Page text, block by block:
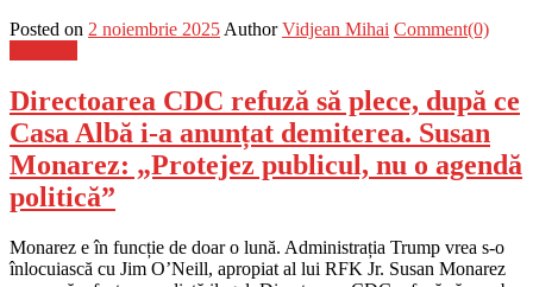
Posted on 2 noiembrie 2025 Author Vidjean Mihai Comment(0)
Directoarea CDC refuză să plece, după ce
Casa Albă i-a anunțat demiterea. Susan
Monarez: „Protejez publicul, nu o agendă
politică”
Monarez e în funcție de doar o lună. Administrația Trump vrea s-o
înlocuiască cu Jim O’Neill, apropiat al lui RFK Jr. Susan Monarez